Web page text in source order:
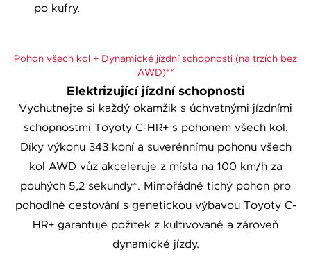
po kufry.
Pohon všech kol + Dynamické jízdní schopnosti (na trzích bez
AWD)**
Elektrizující jízdní schopnosti
Vychutnejte si každý okamžik s úchvatnými jízdními
schopnostmi Toyoty C-HR+ s pohonem všech kol.
Díky výkonu 343 koní a suverénnímu pohonu všech
kol AWD vůz akceleruje z místa na 100 km/h za
pouhých 5,2 sekundy*. Mimořádně tichý pohon pro
pohodlné cestování s genetickou výbavou Toyoty C-
HR+ garantuje požitek z kultivované a zároveň
dynamické jízdy.